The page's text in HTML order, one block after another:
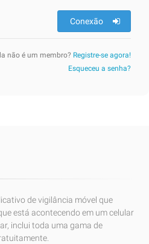
Conexão
não é um membro? Registre-se agora!
Esqueceu a senha?
de vigilância móvel que
está acontecendo em um celular
inclui toda uma gama de